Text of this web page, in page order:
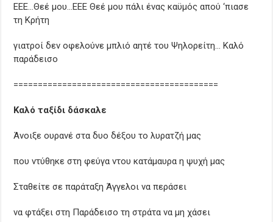
ΕΕΕ…Θεέ μου…ΕΕΕ Θεέ μου πάλι ένας καϋμός απού ‘πιασε
τη Κρήτη
γιατροί δεν οφελούνε μπλιό αητέ του Ψηλορείτη… Καλό
παράδεισο
==========================================
Καλό ταξίδι δάσκαλε
Άνοιξε ουρανέ στα δυο δέξου το λυρατζή μας
που ντύθηκε στη φεύγα ντου κατάμαυρα η ψυχή μας
Σταθείτε σε παράταξη Άγγελοι να περάσει
να φτάξει στη Παράδεισο τη στράτα να μη χάσει